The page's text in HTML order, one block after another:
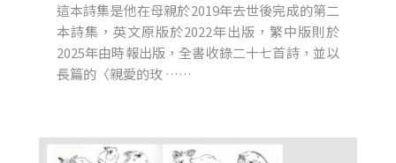
這本詩集是他在母親於2019年去世後完成的第二
本詩集，英文原版於2022年出版，繁中版則於
2025年由時報出版，全書收錄二十七首詩，並以
長篇的〈親愛的玫 ……